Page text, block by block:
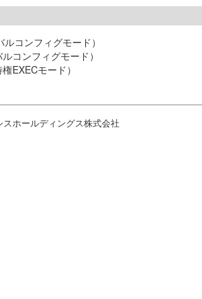
ルコンフィグモード）
ルコンフィグモード）
権EXECモード）
ホールディングス株式会社